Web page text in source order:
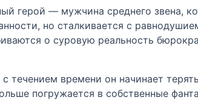
герой — мужчина среднего звена,
но сталкивается с
о суровую реальность
течением времени он начинает
погружается в собственные